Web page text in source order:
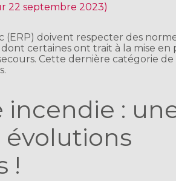
22 septembre 2023)
doivent respecter des
certaines ont trait à la mise en
Cette dernière catégorie
incendie :
!